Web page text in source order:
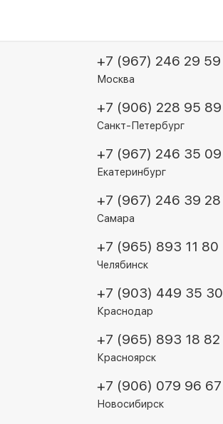
+7 (967) 246 29 59
Москва
+7 (906) 228 95 89
Санкт-Петербург
+7 (967) 246 35 09
Екатеринбург
+7 (967) 246 39 28
Самара
+7 (965) 893 11 80
Челябинск
+7 (903) 449 35 30
Краснодар
+7 (965) 893 18 82
Красноярск
+7 (906) 079 96 67
Новосибирск